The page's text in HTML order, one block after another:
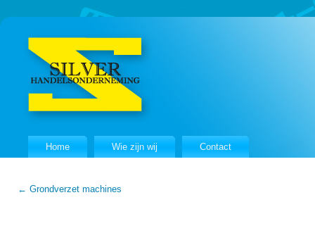
Home Wie zijn wij Contact
← Grondverzet machines